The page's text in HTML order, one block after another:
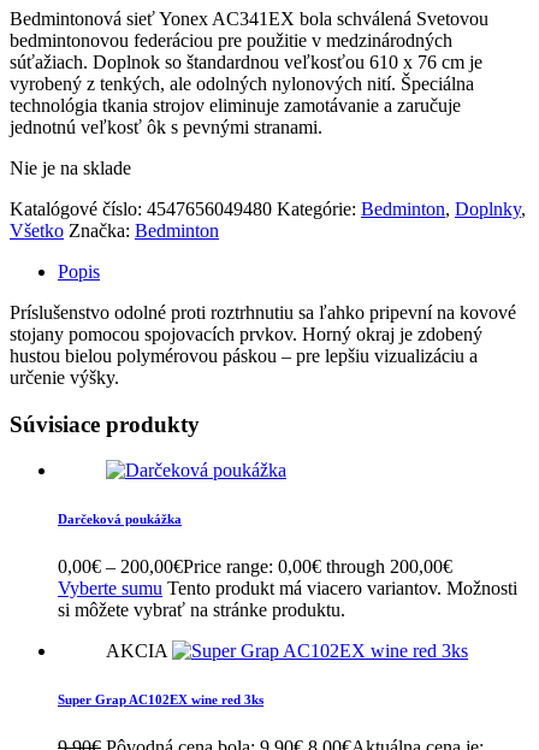
Bedmintonová sieť Yonex AC341EX bola schválená Svetovou
bedmintonovou federáciou pre použitie v medzinárodných
súťažiach. Doplnok so štandardnou veľkosťou 610 x 76 cm je
vyrobený z tenkých, ale odolných nylonových nití. Špeciálna
technológia tkania strojov eliminuje zamotávanie a zaručuje
jednotnú veľkosť ôk s pevnými stranami.
Nie je na sklade
Katalógové číslo: 4547656049480 Kategórie: Bedminton, Doplnky,
Všetko Značka: Bedminton
Popis
Príslušenstvo odolné proti roztrhnutiu sa ľahko pripevní na kovové
stojany pomocou spojovacích prvkov. Horný okraj je zdobený
hustou bielou polymérovou páskou – pre lepšiu vizualizáciu a
určenie výšky.
Súvisiace produkty
Darčeková poukážka
0,00€ – 200,00€Price range: 0,00€ through 200,00€
Vyberte sumu Tento produkt má viacero variantov. Možnosti
si môžete vybrať na stránke produktu.
AKCIA
Super Grap AC102EX wine red 3ks